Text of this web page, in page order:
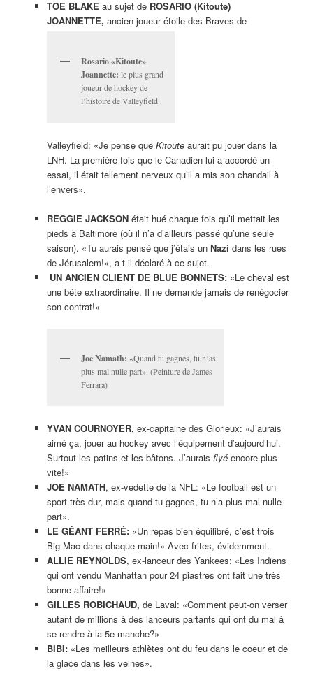
TOE BLAKE au sujet de ROSARIO (Kitoute)
JOANNETTE, ancien joueur étoile des Braves de
Rosario «Kitoute»
Joannette: le plus grand
joueur de hockey de
l’histoire de Valleyfield.
Valleyfield: «Je pense que Kitouteaurait pu jouer dans la
LNH. La première fois que le Canadien lui a accordé un
essai, il était tellement nerveux qu’il a mis son chandail à
l’envers».
REGGIE JACKSON était hué chaque fois qu’il mettait les
pieds à Baltimore (où il n’a d’ailleurs passé qu’une seule
saison). «Tu aurais pensé que j’étais un Nazi dans les rues
de Jérusalem!», a-t-il déclaré à ce sujet.
UN ANCIEN CLIENT DE BLUE BONNETS: «Le cheval est
une bête extraordinaire. Il ne demande jamais de renégocier
son contrat!»
Joe Namath: «Quand tu gagnes, tu n’as
plus mal nulle part». (Peinture de James
Ferrara)
YVAN COURNOYER, ex-capitaine des Glorieux: «J’aurais
aimé ça, jouer au hockey avec l’équipement d’aujourd’hui.
Surtout les patins et les bâtons. J’aurais flyéencore plus
vite!»
JOE NAMATH, ex-vedette de la NFL: «Le football est un
sport très dur, mais quand tu gagnes, tu n’a plus mal nulle
part».
LE GÉANT FERRÉ: «Un repas bien équilibré, c’est trois
Big-Mac dans chaque main!» Avec frites, évidemment.
ALLIE REYNOLDS, ex-lanceur des Yankees: «Les Indiens
qui ont vendu Manhattan pour 24 piastres ont fait une très
bonne affaire!»
GILLES ROBICHAUD, de Laval: «Comment peut-on verser
autant de millions à des lanceurs partants qui ont du mal à
se rendre à la 5e manche?»
BIBI: «Les meilleurs athlètes ont du feu dans le coeur et de
la glace dans les veines».